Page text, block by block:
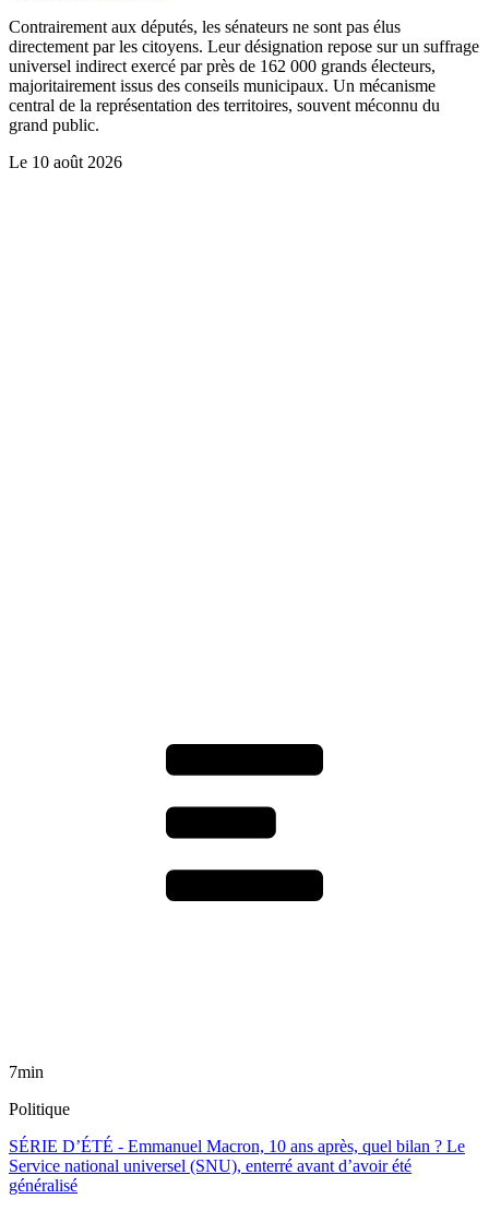
Contrairement aux députés, les sénateurs ne sont pas élus
directement par les citoyens. Leur désignation repose sur un suffrage
universel indirect exercé par près de 162 000 grands électeurs,
majoritairement issus des conseils municipaux. Un mécanisme
central de la représentation des territoires, souvent méconnu du
grand public.
Le 10 août 2026
7min
Politique
SÉRIE D’ÉTÉ - Emmanuel Macron, 10 ans après, quel bilan ? Le
Service national universel (SNU), enterré avant d’avoir été
généralisé